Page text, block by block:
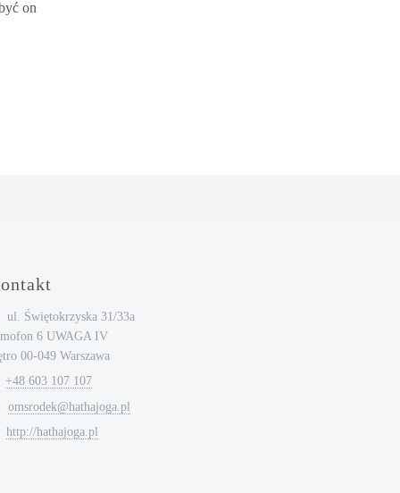
on
ul. Świętokrzyska 31/33a
6 UWAGA IV
00-049 Warszawa
+48 603 107 107
omsrodek@hathajoga.pl
http://hathajoga.pl